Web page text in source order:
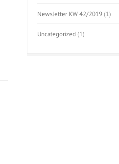
Newsletter KW 42/2019 (1)
Uncategorized (1)